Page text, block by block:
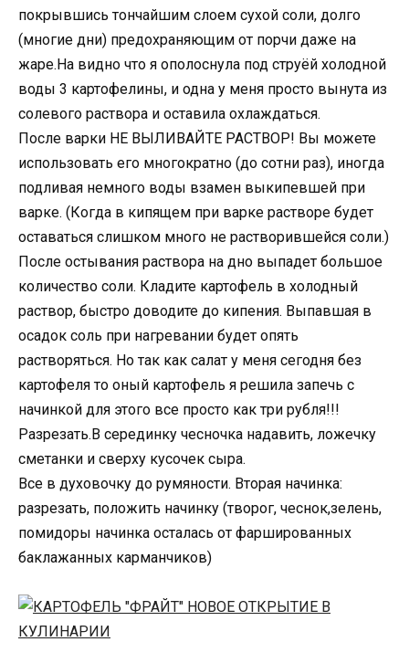
покрывшись тончайшим слоем сухой соли, долго
(многие дни) предохраняющим от порчи даже на
жаре.На видно что я ополоснула под струёй холодной
воды 3 картофелины, и одна у меня просто вынута из
солевого раствора и оставила охлаждаться.
После варки НЕ ВЫЛИВАЙТЕ РАСТВОР! Вы можете
использовать его многократно (до сотни раз), иногда
подливая немного воды взамен выкипевшей при
варке. (Когда в кипящем при варке растворе будет
оставаться слишком много не растворившейся соли.)
После остывания раствора на дно выпадет большое
количество соли. Кладите картофель в холодный
раствор, быстро доводите до кипения. Выпавшая в
осадок соль при нагревании будет опять
растворяться. Но так как салат у меня сегодня без
картофеля то оный картофель я решила запечь с
начинкой для этого все просто как три рубля!!!
Разрезать.В серединку чесночка надавить, ложечку
сметанки и сверху кусочек сыра.
Все в духовочку до румяности. Вторая начинка:
разрезать, положить начинку (творог, чеснок,зелень,
помидоры начинка осталась от фаршированных
баклажанных карманчиков)